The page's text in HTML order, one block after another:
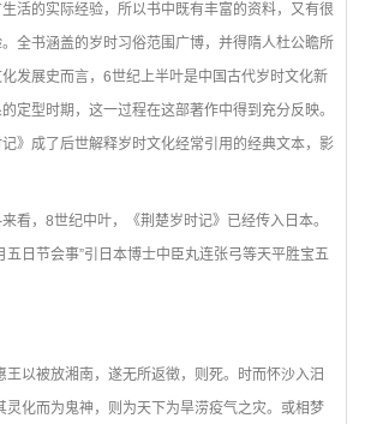
活的实际经验，所以书中既有丰富的资料，又有很
全书涵盖的岁时习俗范围广博，并得隋人杜公瞻所
发展史而言，6世纪上半叶是中国古代岁时文化新
定型时期，这一过程在这部著作中得到充分反映。
》成了后世解释岁时文化经常引用的经典文本，影
看，8世纪中叶，《荆楚岁时记》已经传入日本。
五日节会事”引日本博士中臣丸连张弓等天平胜宝五
王以被放湘南，遂无所返徵，则死。时而怀沙入汨
灵化而为鬼神，则为天下为旱涝疫气之灾。或相梦